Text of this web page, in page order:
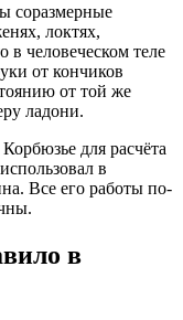
соразмерные
локтях,
в человеческом теле
от кончиков
от той же
ладони.
для расчёта
в
Все его работы по-
в